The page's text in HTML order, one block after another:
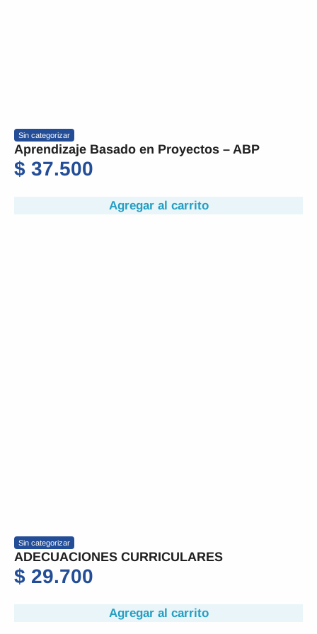
Sin categorizar
Aprendizaje Basado en Proyectos – ABP
$ 37.500
Agregar al carrito
Sin categorizar
ADECUACIONES CURRICULARES
$ 29.700
Agregar al carrito